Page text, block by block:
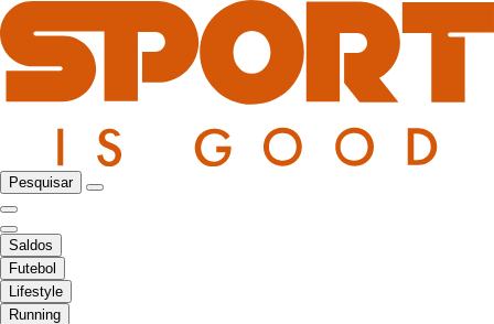
Pesquisar
Saldos
Futebol
Lifestyle
Running